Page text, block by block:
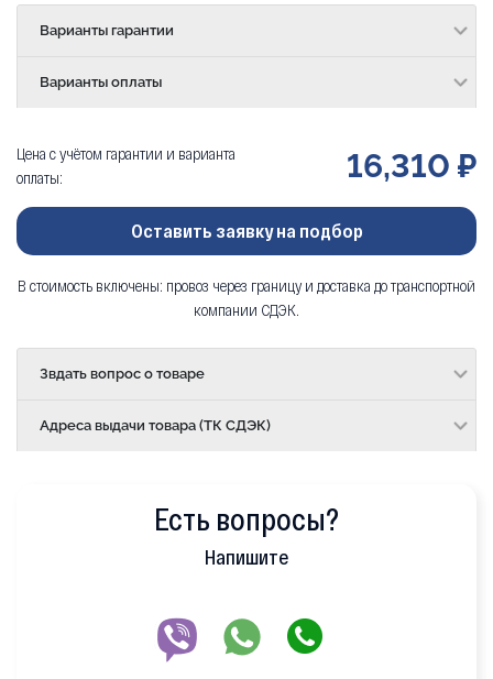
Варианты гарантии
Варианты оплаты
Цена с учётом гарантии и варианта
оплаты:
16,310 ₽
Оставить заявку на подбор
В стоимость включены: провоз через границу и доставка до транспортной
компании СДЭК.
Звдать вопрос о товаре
Адреса выдачи товара (ТК СДЭК)
Есть вопросы?
Напишите